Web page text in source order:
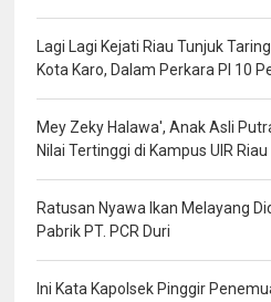
Lagi Lagi Kejati Riau Tunjuk
Kota Karo, Dalam Perkara PI 10
Mey Zeky Halawa', Anak Asli
Nilai Tertinggi di Kampus UIR Riau
Ratusan Nyawa Ikan Melayang
Pabrik PT. PCR Duri
Ini Kata Kapolsek Pinggir